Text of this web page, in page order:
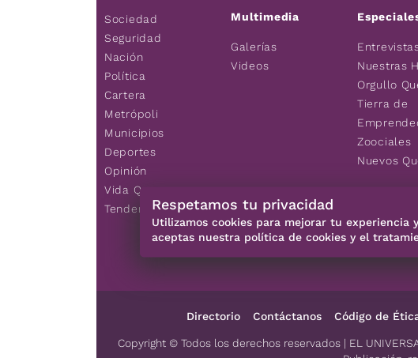
Sociedad
Seguridad
Nación
Política
Cartera
Metrópoli
Municipios
Deportes
Opinión
Vida Q
Tendencias
Multimedia
Galerías
Videos
Nuestras
Orgullo
Tierra de
Zoociales
Nuevos
Directorio Contáctanos Código de
Copyright © Todos los derechos reservados | EL
Respetamos tu privacidad
Utilizamos cookies para mejorar tu
aceptas nuestra política de cookies y el